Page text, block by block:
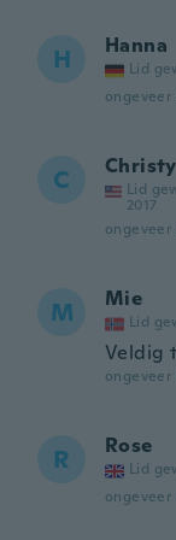
H Hanna
Lid
ongeveer
C Christy
Lid
2017
ongeveer
M Mie
Lid
Veldig
ongeveer
R Rose
Lid
ongeveer